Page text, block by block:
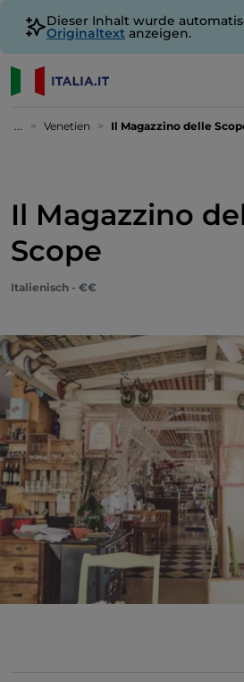
Dieser Inhalt wurde
Originaltext anzeigen.
... Venetien Il Magazzino delle
Il Magazzino
Scope
Italienisch - €€